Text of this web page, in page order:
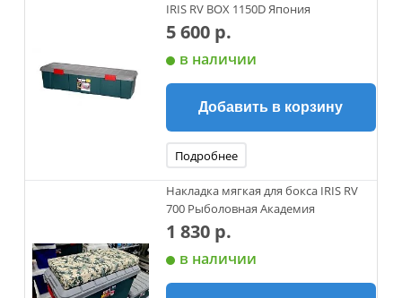
IRIS RV BOX 1150D Япония
5 600 р.
в наличии
Добавить в корзину
Подробнее
Накладка мягкая для бокса IRIS RV
700 Рыболовная Академия
1 830 р.
в наличии